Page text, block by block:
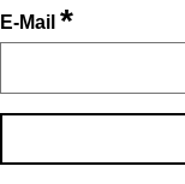
E-Mail *